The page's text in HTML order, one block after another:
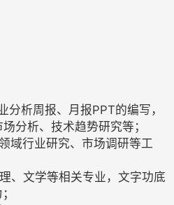
分析周报、月报PPT的编写，
分析、技术趋势研究等；
域行业研究、市场调研等工
、文学等相关专业，文字功底